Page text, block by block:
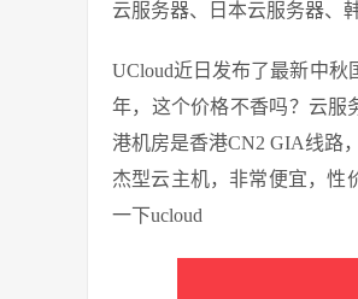
云服务器、日本云服务器、
UCloud近日发布了最新中
年，这个价格不香吗？云服
港机房是香港CN2 GIA线路
杰型云主机，非常便宜，性
一下ucloud